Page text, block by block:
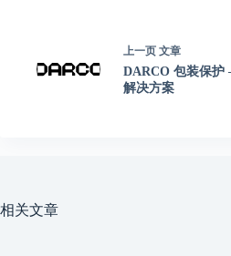
上一页 文章
DARCO 包装保
解决方案
相关文章